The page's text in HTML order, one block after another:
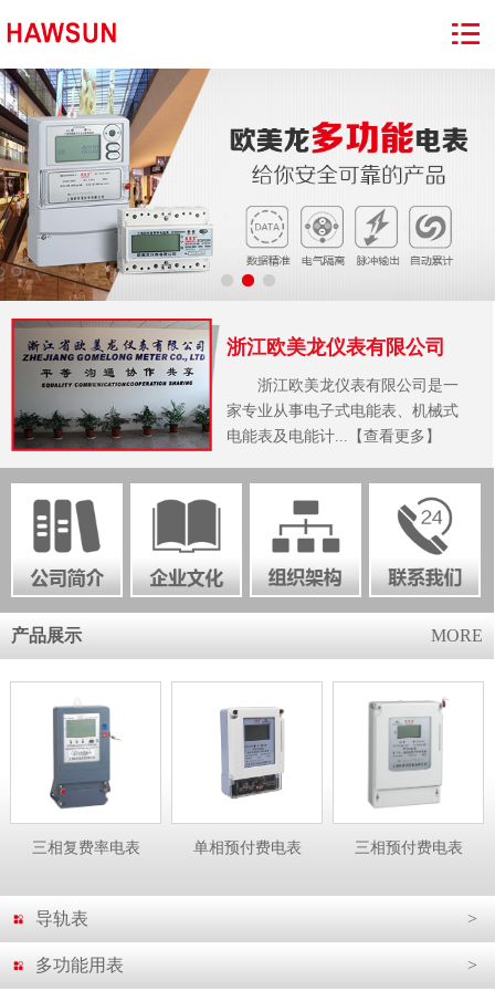
浙江欧美龙仪表有限公司
浙江欧美龙仪表有限公司是一
家专业从事电子式电能表、机械式
电能表及电能计...【查看更多】
产品展示 MORE
三相复费率电表 单相预付费电表 三相预付费电表
导轨表 >
多功能用表 >